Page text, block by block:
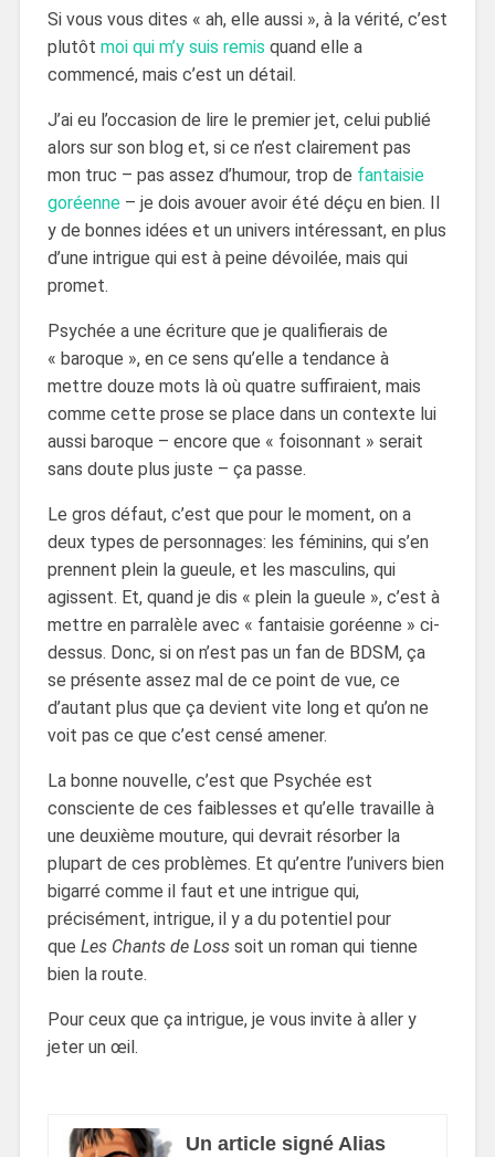
Si vous vous dites « ah, elle aussi », à la vérité, c’est
plutôt moi qui m’y suis remis quand elle a
commencé, mais c’est un détail.
J’ai eu l’occasion de lire le premier jet, celui publié
alors sur son blog et, si ce n’est clairement pas
mon truc – pas assez d’humour, trop de fantaisie
goréenne– je dois avouer avoir été déçu en bien. Il
y de bonnes idées et un univers intéressant, en plus
d’une intrigue qui est à peine dévoilée, mais qui
promet.
Psychée a une écriture que je qualifierais de
« baroque », en ce sens qu’elle a tendance à
mettre douze mots là où quatre suffiraient, mais
comme cette prose se place dans un contexte lui
aussi baroque – encore que « foisonnant » serait
sans doute plus juste – ça passe.
Le gros défaut, c’est que pour le moment, on a
deux types de personnages: les féminins, qui s’en
prennent plein la gueule, et les masculins, qui
agissent. Et, quand je dis « plein la gueule », c’est à
mettre en parralèle avec « fantaisie goréenne » ci-
dessus. Donc, si on n’est pas un fan de BDSM, ça
se présente assez mal de ce point de vue, ce
d’autant plus que ça devient vite long et qu’on ne
voit pas ce que c’est censé amener.
La bonne nouvelle, c’est que Psychée est
consciente de ces faiblesses et qu’elle travaille à
une deuxième mouture, qui devrait résorber la
plupart de ces problèmes. Et qu’entre l’univers bien
bigarré comme il faut et une intrigue qui,
précisément, intrigue, il y a du potentiel pour
que Les Chants de Losssoit un roman qui tienne
bien la route.
Pour ceux que ça intrigue, je vous invite à aller y
jeter un œil.
Un article signé Alias